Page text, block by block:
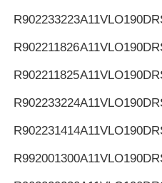
R902233223
R902211826
R902211825
R902233224
R902231414
R992001300